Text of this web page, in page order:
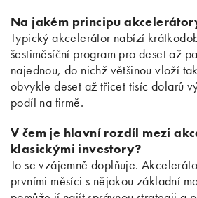
Na jakém principu
Typický akcelerátor nabízí
šestiměsíční program pro deset až
najednou, do nichž většinou vloží
obvykle deset až třicet tisíc dolarů
podíl na firmě.
V čem je hlavní rozdíl mezi
klasickými investory?
To se vzájemně doplňuje.
prvními měsíci s nějakou základní